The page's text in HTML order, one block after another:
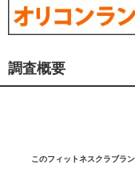
調査概要
このフィットネスクラブラ